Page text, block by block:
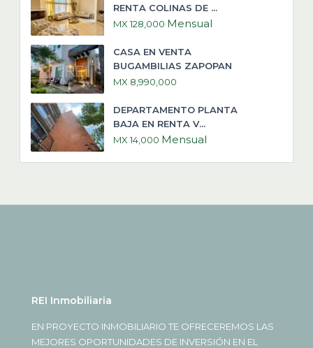
RENTA COLINAS DE ...
MX 128,000 Mensual
CASA EN VENTA
BUGAMBILIAS ZAPOPAN
MX 8,990,000
DEPARTAMENTO PLANTA
BAJA EN RENTA V...
MX 14,000 Mensual
REI Inmobiliaria
EN PROYECTO INMOBILIARIO TE OFRECEREMOS LAS
MEJORES OPORTUNIDADES DE INVERSIÓN EN EL